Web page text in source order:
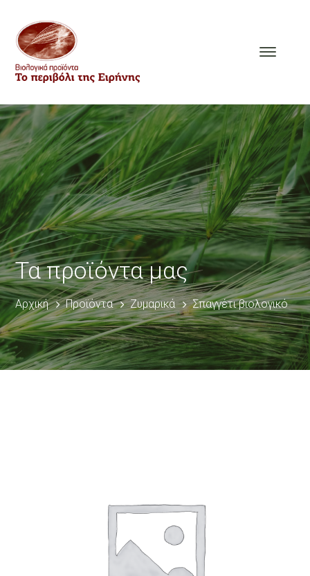
Τα προϊόντα μας
Αρχική Προϊόντα Ζυμαρικά Σπαγγέτι βιολογικό